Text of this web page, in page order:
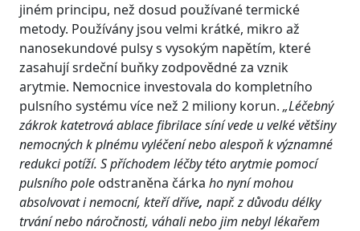
jiném principu, než dosud používané termické
metody. Používány jsou velmi krátké, mikro až
nanosekundové pulsy s vysokým napětím, které
zasahují srdeční buňky zodpovědné za vznik
arytmie. Nemocnice investovala do kompletního
pulsního systému více než 2 miliony korun. „Léčebný
zákrok katetrováablace fibrilace síní vede u velkévětšiny
nemocných k plnému vyléčení nebo alespoňk významné
redukci potíží. S příchodem léčby této arytmie pomocí
pulsního pole odstraněna čárka ho nyní mohou
absolvovat i nemocní, kteří dříve, např. z důvodu délky
trvání nebo náročnosti, váhali nebo jim nebyllékařem